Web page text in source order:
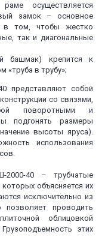
осуществляется
замок – основное
в том, чтобы жестко
так и диагональные
башмак) крепится к
«труба в трубу»;
представляют собой
со связями,
поворотными и
подгонять размеры
высоты яруса).
использования
40 – трубчатые
объясняется их
исключительно из
позволяет проводить
облицовкой
этих